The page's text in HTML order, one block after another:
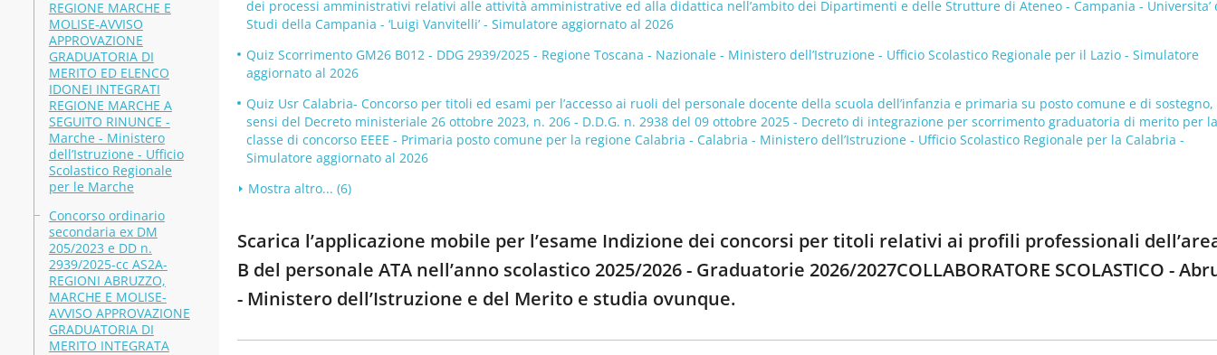
REGIONE MARCHE E
MOLISE-AVVISO
APPROVAZIONE
GRADUATORIA DI
MERITO ED ELENCO
IDONEI INTEGRATI
REGIONE MARCHE A
SEGUITO RINUNCE -
Marche - Ministero
dell’Istruzione - Ufficio
Scolastico Regionale
per le Marche
Concorso ordinario
secondaria ex DM
205/2023 e DD n.
2939/2025-cc AS2A-
REGIONI ABRUZZO,
MARCHE E MOLISE-
AVVISO APPROVAZIONE
GRADUATORIA DI
MERITO INTEGRATA
dei processi amministrativi relativi alle attività amministrative ed alla didattica nell’ambito dei Dipartimenti e delle Strutture di Ateneo - Campania - Universita’
Studi della Campania - ‘Luigi Vanvitelli’ - Simulatore aggiornato al 2026
Quiz Scorrimento GM26 B012 - DDG 2939/2025 - Regione Toscana - Nazionale - Ministero dell’Istruzione - Ufficio Scolastico Regionale per il Lazio - Simulatore
aggiornato al 2026
Quiz Usr Calabria- Concorso per titoli ed esami per l’accesso ai ruoli del personale docente della scuola dell’infanzia e primaria su posto comune e di sostegno,
sensi del Decreto ministeriale 26 ottobre 2023, n. 206 - D.D.G. n. 2938 del 09 ottobre 2025 - Decreto di integrazione per scorrimento graduatoria di merito per la
classe di concorso EEEE - Primaria posto comune per la regione Calabria - Calabria - Ministero dell’Istruzione - Ufficio Scolastico Regionale per la Calabria -
Simulatore aggiornato al 2026
Mostra altro... (6)
Scarica l’applicazione mobile per l’esame Indizione dei concorsi per titoli relativi ai profili professionali
B del personale ATA nell’anno scolastico 2025/2026 - Graduatorie 2026/2027COLLABORATORE SCOLASTICO -
- Ministero dell’Istruzione e del Merito e studia ovunque.